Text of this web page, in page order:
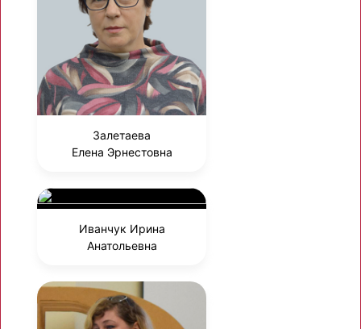
Залетаева
Елена Эрнестовна
Иванчук Ирина
Анатольевна